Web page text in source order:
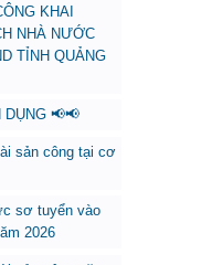
KHAI
NHÀ NƯỚC
TỈNH QUẢNG
DỤNG 📢📢
sản công tại cơ
sơ tuyển vào
2026